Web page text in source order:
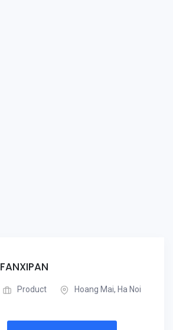
FANXIPAN
Product Hoang Mai, Ha Noi